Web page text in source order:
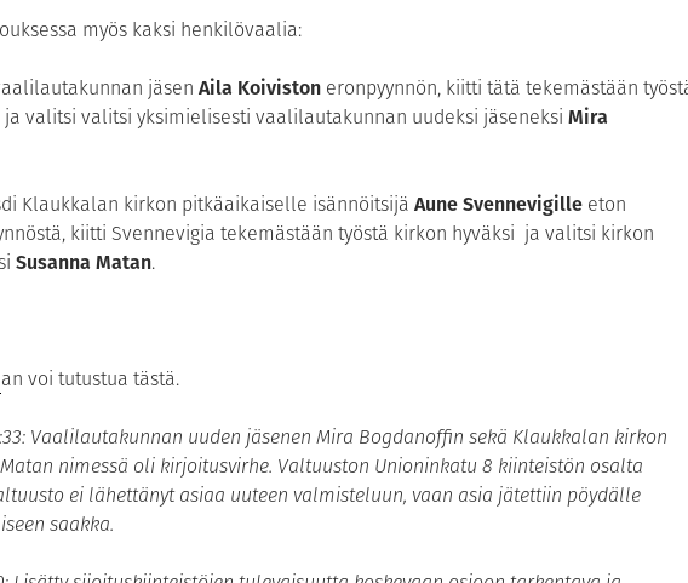
myös kaksi henkilövaalia:
jäsen Aila Koiviston eronpyynnön, kiitti tätä tekemästään
valitsi valitsi yksimielisesti vaalilautakunnan uudeksi jäseneksi Mira
Klaukkalan kirkon pitkäaikaiselle isännöitsijä Aune Svennevigille eton
kiitti Svennevigia tekemästään työstä kirkon hyväksi ja valitsi kirkon
Susanna Matan.
an voi tutustua tästä.
Vaalilautakunnan uuden jäsenen Mira Bogdanoffin sekä Klaukkalan kirkon
nimessä oli kirjoitusvirhe. Valtuuston Unioninkatu 8 kiinteistön osalta
ei lähettänyt asiaa uuteen valmisteluun, vaan asia jätettiin pöydälle
saakka.